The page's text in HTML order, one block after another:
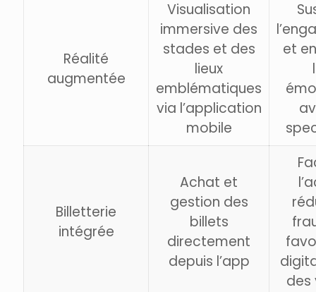
Réalité
augmentée
Visualisation
immersive des
stades et des
lieux
emblématiques
via l’application
mobile
et
Billetterie
intégrée
Achat et
gestion des
billets
directement
depuis l’app
des